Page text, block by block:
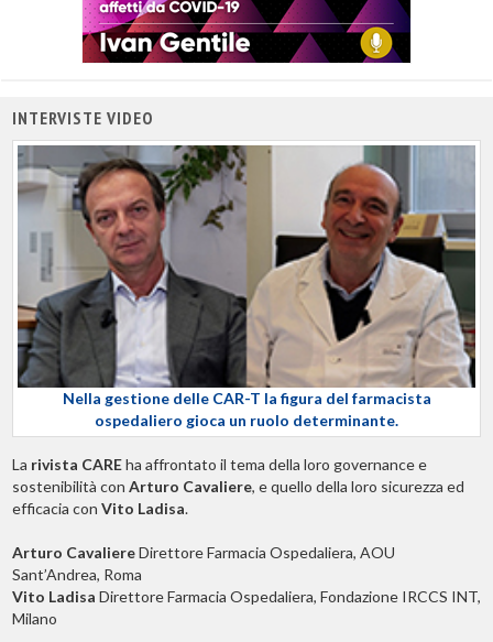
INTERVISTE VIDEO
Nella gestione delle CAR-T la figura del farmacista
ospedaliero gioca un ruolo determinante.
La rivista CAREha affrontato il tema della loro governance e
sostenibilità con Arturo Cavaliere, e quello della loro sicurezza ed
efficacia con Vito Ladisa.
Arturo CavaliereDirettore Farmacia Ospedaliera, AOU
Sant’Andrea, Roma
Vito Ladisa Direttore Farmacia Ospedaliera, Fondazione IRCCS INT,
Milano